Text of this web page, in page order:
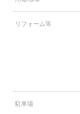
リフォーム等
駐車場